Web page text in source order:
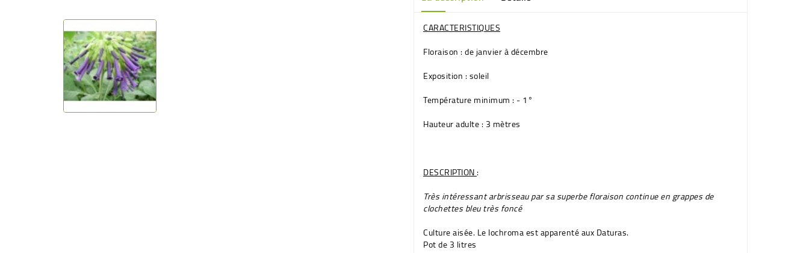
CARACTERISTIQUES
Floraison : de janvier à décembre
Exposition : soleil
Température minimum : - 1°
Hauteur adulte: 3 mètres
DESCRIPTION:
Très intéressant arbrisseau par sa superbe floraison continue en grappes de
clochettesbleu très foncé
Culture aisée. Le Iochroma est apparenté aux Daturas.
Pot de 3 litres